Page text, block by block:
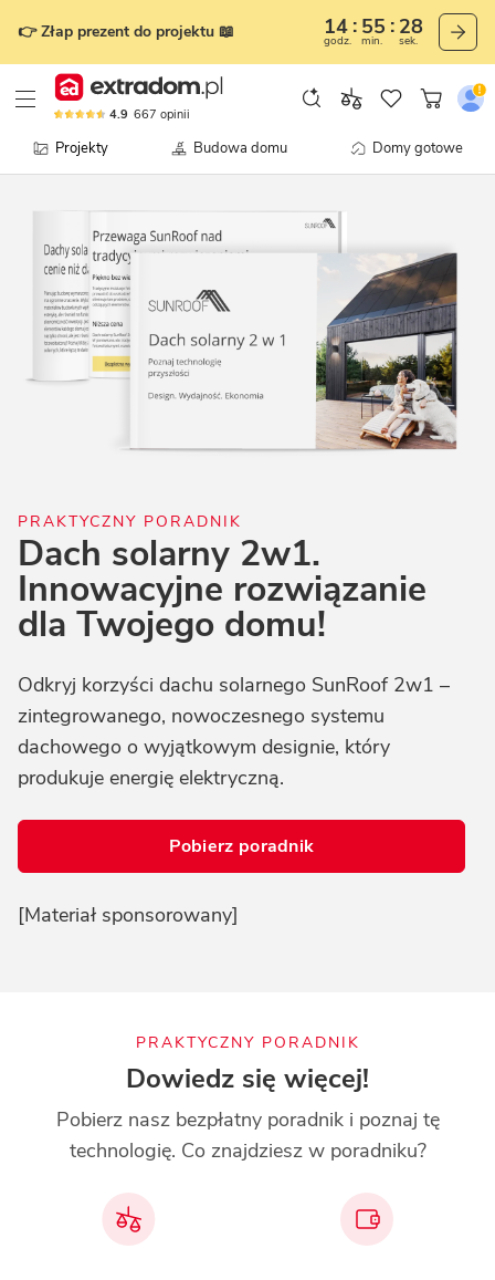
👉 Złap prezent do projektu 📖 14
godz.
55
min.
28
sek.
4.9 667 opinii
Projekty Budowa domu Domy gotowe
PRAKTYCZNY PORADNIK
Dach solarny 2w1.
Innowacyjne rozwiązanie
dla Twojego domu!
Odkryj korzyści dachu solarnego SunRoof 2w1 –
zintegrowanego, nowoczesnego systemu
dachowego o wyjątkowym designie, który
produkuje energię elektryczną.
Pobierz poradnik
[Materiał sponsorowany]
PRAKTYCZNY PORADNIK
Dowiedz się więcej!
Pobierz nasz bezpłatny poradnik i poznaj tę
technologię. Co znajdziesz w poradniku?